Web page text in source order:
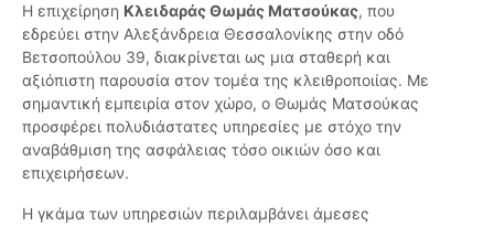
Η επιχείρηση Κλειδαράς Θωμάς Ματσούκας, που
εδρεύει στην Αλεξάνδρεια Θεσσαλονίκης στην οδό
Βετσοπούλου 39, διακρίνεται ως μια σταθερή και
αξιόπιστη παρουσία στον τομέα της κλειθροποιίας. Με
σημαντική εμπειρία στον χώρο, ο Θωμάς Ματσούκας
προσφέρει πολυδιάστατες υπηρεσίες με στόχο την
αναβάθμιση της ασφάλειας τόσο οικιών όσο και
επιχειρήσεων.
Η γκάμα των υπηρεσιών περιλαμβάνει άμεσες